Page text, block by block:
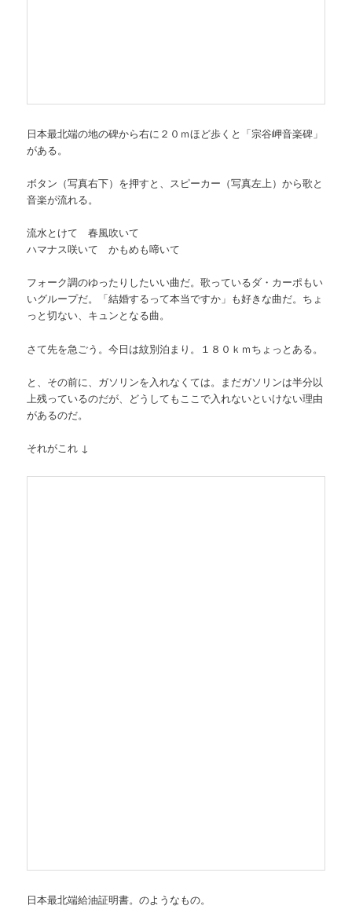
日本最北端の地の碑から右に２０ｍほど歩くと「宗谷岬音楽碑」
がある。
ボタン（写真右下）を押すと、スピーカー（写真左上）から歌と
音楽が流れる。
流水とけて 春風吹いて
ハマナス咲いて かもめも啼いて
フォーク調のゆったりしたいい曲だ。歌っているダ・カーポもい
いグループだ。「結婚するって本当ですか」も好きな曲だ。ちょ
っと切ない、キュンとなる曲。
さて先を急ごう。今日は紋別泊まり。１８０ｋｍちょっとある。
と、その前に、ガソリンを入れなくては。まだガソリンは半分以
上残っているのだが、どうしてもここで入れないといけない理由
があるのだ。
それがこれ ↓
日本最北端給油証明書。のようなもの。